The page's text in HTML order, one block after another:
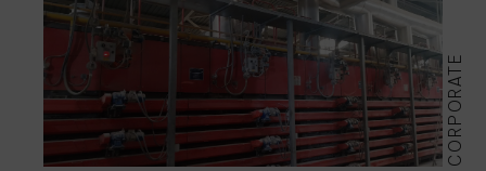
CORPORATE